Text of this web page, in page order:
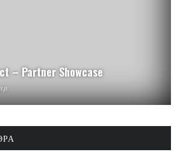
– Partner Showcase